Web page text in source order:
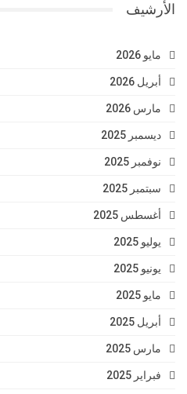
الأرشيف
مايو 2026
أبريل 2026
مارس 2026
ديسمبر 2025
نوفمبر 2025
سبتمبر 2025
أغسطس 2025
يوليو 2025
يونيو 2025
مايو 2025
أبريل 2025
مارس 2025
فبراير 2025